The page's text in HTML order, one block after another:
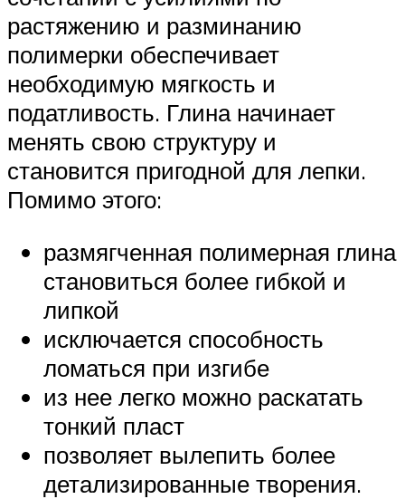
растяжению и разминанию
полимерки обеспечивает
необходимую мягкость и
податливость. Глина начинает
менять свою структуру и
становится пригодной для лепки.
Помимо этого:
размягченная полимерная глина
становиться более гибкой и
липкой
исключается способность
ломаться при изгибе
из нее легко можно раскатать
тонкий пласт
позволяет вылепить более
детализированные творения.